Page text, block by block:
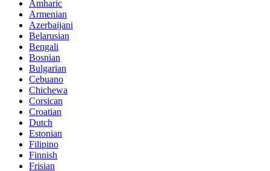
Amharic
Armenian
Azerbaijani
Belarusian
Bengali
Bosnian
Bulgarian
Cebuano
Chichewa
Corsican
Croatian
Dutch
Estonian
Filipino
Finnish
Frisian